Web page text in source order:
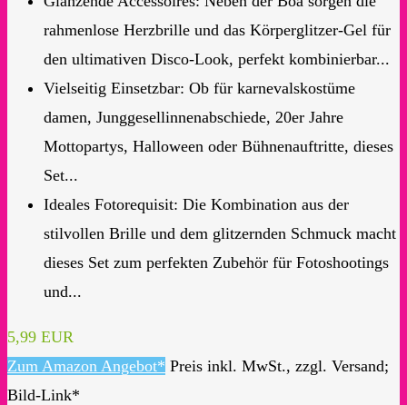
rahmenlose Herzbrille und das Körperglitzer-Gel für
den ultimativen Disco-Look, perfekt kombinierbar...
Vielseitig Einsetzbar: Ob für karnevalskostüme
damen, Junggesellinnenabschiede, 20er Jahre
Mottopartys, Halloween oder Bühnenauftritte, dieses
Set...
Ideales Fotorequisit: Die Kombination aus der
stilvollen Brille und dem glitzernden Schmuck macht
dieses Set zum perfekten Zubehör für Fotoshootings
und...
5,99 EUR
Zum Amazon Angebot* Preis inkl. MwSt., zzgl. Versand;
Bild-Link*